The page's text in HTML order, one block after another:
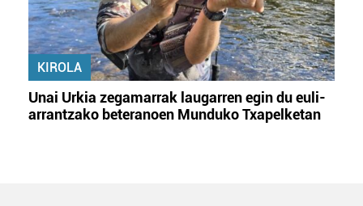
KIROLA
Unai Urkia zegamarrak laugarren egin du euli-
arrantzako beteranoen Munduko Txapelketan